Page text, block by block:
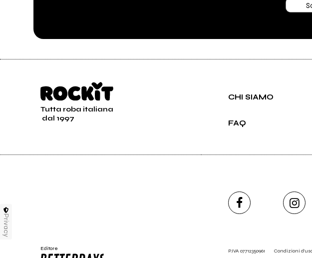
Tutta roba italiana
dal 1997
CHI SIAMO
FAQ
Editore P.IVA 07712350961 Condizioni
Privacy